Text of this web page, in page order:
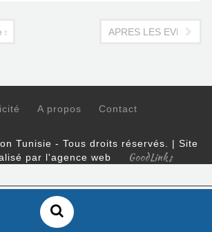
ses troupes avant la haute saison touristique
APRES LES
A propos Contact
Tunisie - Tous droits réservés. | Site
par l'agence web
GoodLinks